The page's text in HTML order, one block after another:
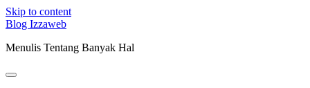
Skip to content
Blog Izzaweb
Menulis Tentang Banyak Hal